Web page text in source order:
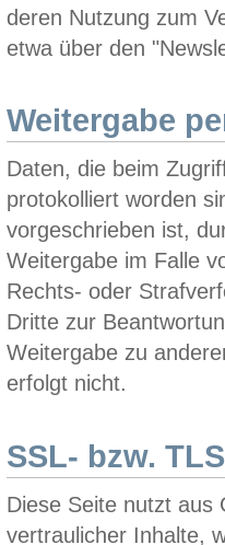
deren Nutzung zum
etwa über den
Weitergabe
Daten, die beim
protokolliert worden
vorgeschrieben ist,
Weitergabe im Falle
Rechts- oder
Dritte zur
Weitergabe zu
erfolgt nicht.
SSL- bzw.
Diese Seite nutzt aus
vertraulicher Inhalte,